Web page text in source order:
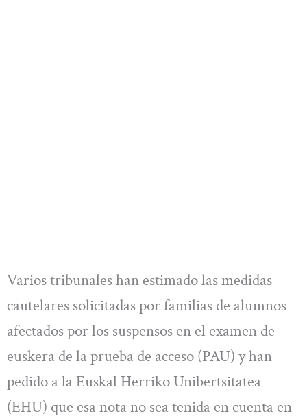
Varios tribunales han estimado las medidas
cautelares solicitadas por familias de alumnos
afectados por los suspensos en el examen de
euskera de la prueba de acceso (PAU) y han
pedido a la Euskal Herriko Unibertsitatea
(EHU) que esa nota no sea tenida en cuenta en